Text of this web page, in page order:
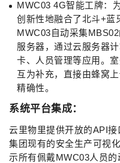
MWC03 4G智能工牌：
创新性地融合了北斗+蓝
MWC03自动采集
服务器，通过云服务器
卡、人员管理等应用。
互为补充，直接由蜂窝
精确性。
系统平台集成：
云里物里提供开放的API
集团现有的安全生产可视
示所有佩戴MWC03人员